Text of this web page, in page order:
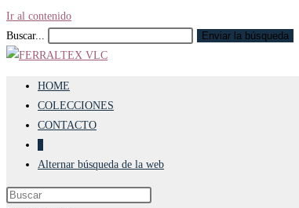
Ir al contenido
Buscar...
Enviar la búsqueda
HOME
COLECCIONES
CONTACTO
Alternar búsqueda de la web